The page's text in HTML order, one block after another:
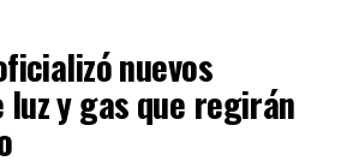
nuevos
luz y gas que regirán